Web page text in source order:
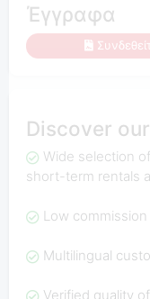
Έγγραφα
Discover
Wide selection
short-term rentals
Low
Multilingual
Verified quality